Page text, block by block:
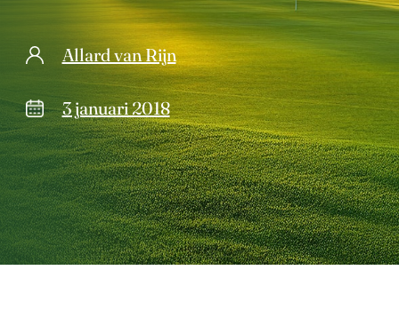
Allard van Rijn
3 januari 2018